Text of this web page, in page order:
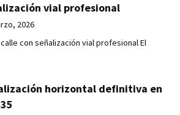
vial profesional
2026
con señalización vial profesional El
horizontal definitiva en